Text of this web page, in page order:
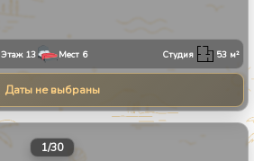
Этаж 13 Мест 6 Студия 53 м²
Даты не выбраны
1/30